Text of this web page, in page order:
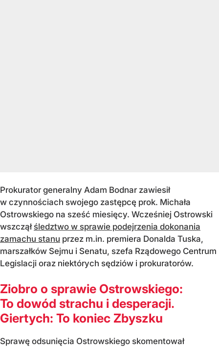
Prokurator generalny Adam Bodnar zawiesił
w czynnościach swojego zastępcę prok. Michała
Ostrowskiego na sześć miesięcy. Wcześniej Ostrowski
wszczął śledztwo w sprawie podejrzenia dokonania
zamachu stanu przez m.in. premiera Donalda Tuska,
marszałków Sejmu i Senatu, szefa Rządowego Centrum
Legislacji oraz niektórych sędziów i prokuratorów.
Ziobro o sprawie Ostrowskiego:
To dowód strachu i desperacji.
Giertych: To koniec Zbyszku
Sprawę odsunięcia Ostrowskiego skomentował